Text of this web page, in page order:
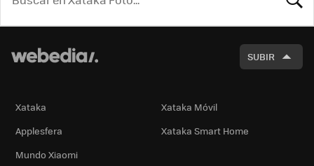
SUBIR
Xataka
Xataka Móvil
Applesfera
Xataka Smart Home
Mundo Xiaomi